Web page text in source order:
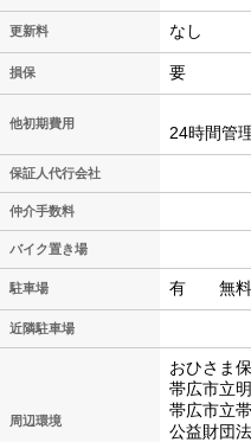
更新料 なし
損保 要
他初期費用 24時間管
保証人代行会社
仲介手数料
バイク置き場
駐車場 有 無料
近隣駐車場
周辺環境
おひさま
帯広市立
帯広市立
公益財団